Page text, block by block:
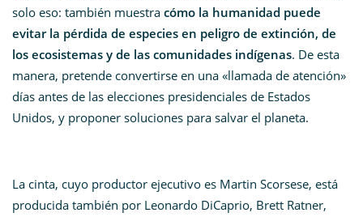
solo eso: también muestra cómo la humanidad puede
evitar la pérdida de especies en peligro de extinción, de
los ecosistemas y de las comunidades indígenas. De esta
manera, pretende convertirse en una «llamada de atención»
días antes de las elecciones presidenciales de Estados
Unidos, y proponer soluciones para salvar el planeta.
La cinta, cuyo productor ejecutivo es Martin Scorsese, está
producida también por Leonardo DiCaprio, Brett Ratner,